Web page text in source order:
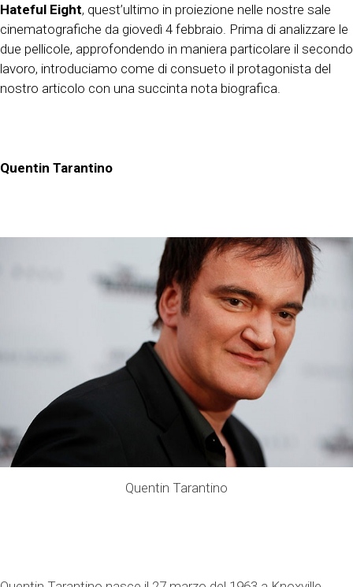
Hateful Eight, quest’ultimo in proiezione nelle nostre sale
cinematografiche da giovedì 4 febbraio. Prima di analizzare le
due pellicole, approfondendo in maniera particolare il secondo
lavoro, introduciamo come di consueto il protagonista del
nostro articolo con una succinta nota biografica.
Quentin Tarantino
Quentin Tarantino